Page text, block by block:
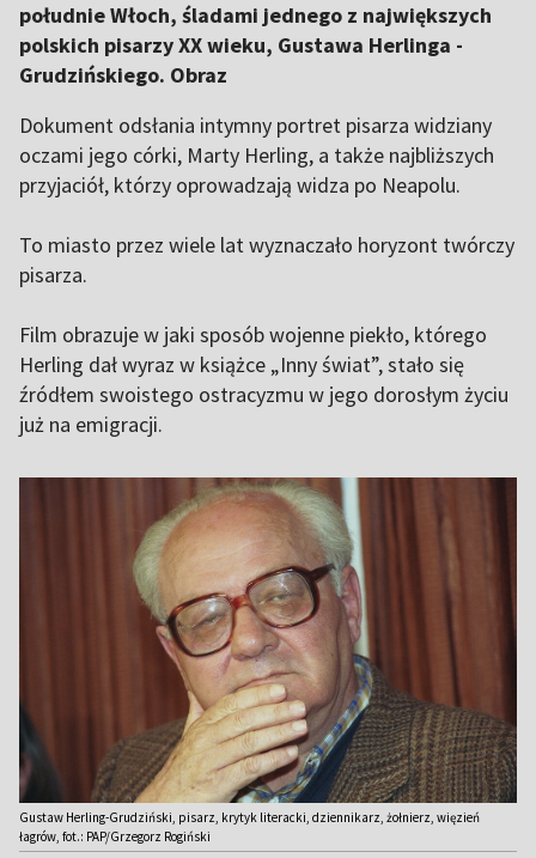
południe Włoch, śladami jednego z największych
polskich pisarzy XX wieku, Gustawa Herlinga -
Grudzińskiego. Obraz
Dokument odsłania intymny portret pisarza widziany
oczami jego córki, Marty Herling, a także najbliższych
przyjaciół, którzy oprowadzają widza po Neapolu.
To miasto przez wiele lat wyznaczało horyzont twórczy
pisarza.
Film obrazuje w jaki sposób wojenne piekło, którego
Herling dał wyraz w książce „Inny świat”, stało się
źródłem swoistego ostracyzmu w jego dorosłym życiu
już na emigracji.
Gustaw Herling-Grudziński, pisarz, krytyk literacki, dziennikarz, żołnierz, więzień
łagrów, fot.: PAP/Grzegorz Rogiński